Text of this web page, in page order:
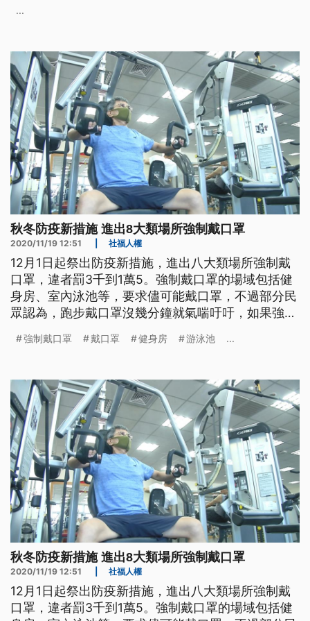
練，為了讓身體更健康，不少民眾一早就來到健身房
中心公布最新秋冬防疫專案，從1
...
秋冬防疫新措施 進出8大類場所強制戴口罩
2020/11/19 12:51 社福人權
12月1日起祭出防疫新措施，進出八大類場所強制戴
口罩，違者罰3千到1萬5。強制戴口罩的場域包括健
身房、室內泳池等，要求儘可能戴口罩，不過部分民
眾認為，跑步戴口罩沒幾分鐘就氣喘吁吁，如果強制
更衣都得戴著口罩，多數民眾抱怨這樣規定根本是擾
一早健身房就有不少民眾健身，不過多數沒戴口罩。
從12月1日起，健身房納
強制戴口罩 戴口罩 健身房 游泳池 ...
秋冬防疫新措施 進出8大類場所強制戴口罩
2020/11/19 12:51 社福人權
12月1日起祭出防疫新措施，進出八大類場所強制戴
口罩，違者罰3千到1萬5。強制戴口罩的場域包括健